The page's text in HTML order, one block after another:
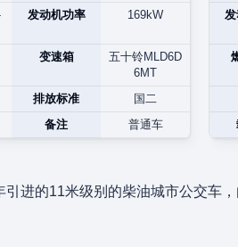
发动机功率 169kW
变速箱
五十铃MLD6D
6MT
排放标准
国二
备注 普通车
引进的11米级别的柴油城市公交车